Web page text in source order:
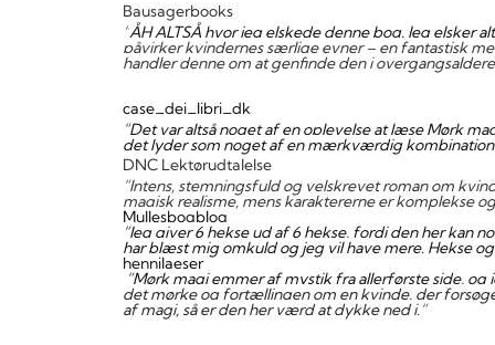
Bausagerbooks
”ÅH ALTSÅ hvor jeg elskede denne bog. Jeg elsker
påvirker kvindernes særlige evner – en fantastisk
handler denne om at genfinde den i
case_dei_libri_dk
”Det var altså noget af en oplevelse at læse Mørk
det lyder som noget af en mærkværdig
DNC Lektørudtalelse
”Intens, stemningsfuld og velskrevet roman om
magisk realisme, mens karaktererne er komplekse
Mullesbogblog
”Jeg giver 6 hekse ud af 6 hekse, fordi den her kan
har blæst mig omkuld og jeg vil have mere. Hekse
hennilaeser
”Mørk magi emmer af mystik fra allerførste side,
det mørke og fortællingen om en kvinde, der
af magi, så er den her værd at dykke ned i.”